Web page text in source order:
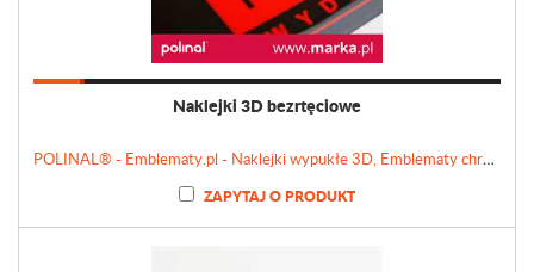
Naklejki 3D bezrtęciowe
POLINAL® - Emblematy.pl - Naklejki wypukłe 3D, Emblematy chromowane, Tabliczki, Etykiety
ZAPYTAJ O PRODUKT